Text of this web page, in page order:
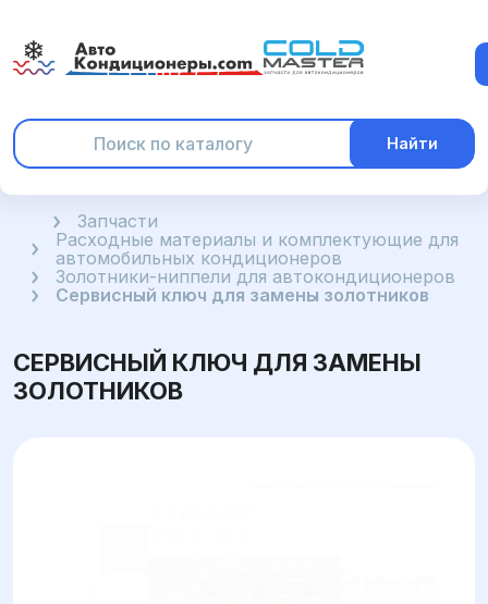
Найти
ГлавнаяЗапчасти
Расходные материалы и комплектующие для
автомобильных кондиционеров
Золотники-ниппели для автокондиционеров
Сервисный ключ для замены золотников
СЕРВИСНЫЙ КЛЮЧ ДЛЯ ЗАМЕНЫ
ЗОЛОТНИКОВ